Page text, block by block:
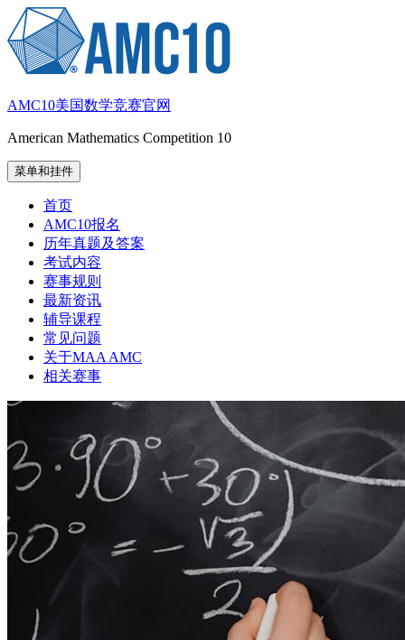
跳
至
内
AMC10美国数学竞赛官网
American Mathematics Competition 10
菜单和挂件
首页
AMC10报名
历年真题及答案
考试内容
赛事规则
最新资讯
辅导课程
常见问题
关于MAA AMC
相关赛事